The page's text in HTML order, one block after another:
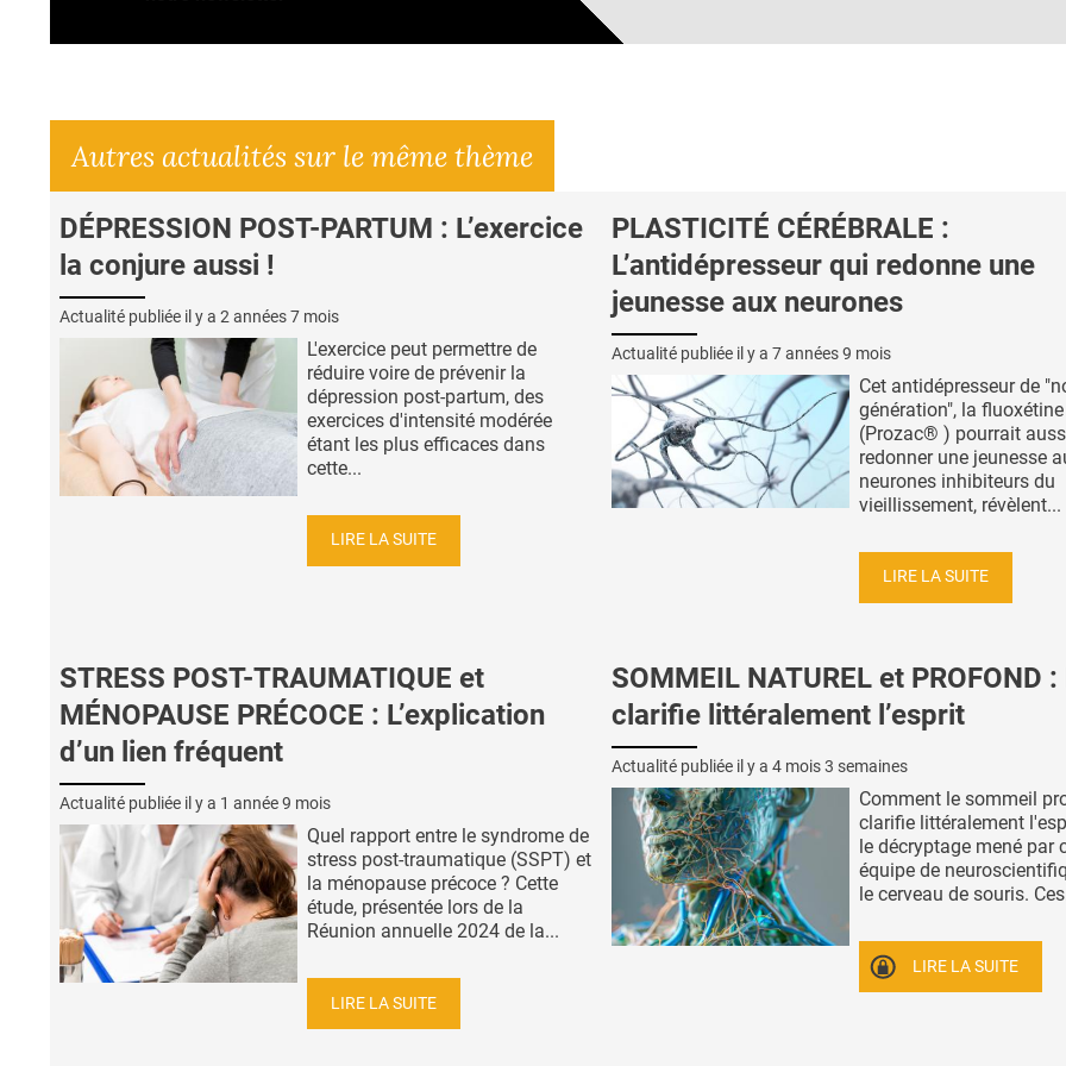
Autres actualités sur le même thème
DÉPRESSION POST-PARTUM : L’exercice
la conjure aussi !
Actualité publiée il y a 2 années 7 mois
L'exercice peut permettre de
réduire voire de prévenir la
dépression post-partum, des
exercices d'intensité modérée
étant les plus efficaces dans
cette...
LIRE LA SUITE
PLASTICITÉ CÉRÉBRALE :
L’antidépresseur qui redonne une
jeunesse aux neurones
Actualité publiée il y a 7 années 9 mois
Cet antidépresseur de
génération", la fluoxétine
(Prozac® ) pourrait
redonner une jeunesse
neurones inhibiteurs du
vieillissement, révèlent...
LIRE LA SUITE
STRESS POST-TRAUMATIQUE et
MÉNOPAUSE PRÉCOCE : L’explication
d’un lien fréquent
Actualité publiée il y a 1 année 9 mois
Quel rapport entre le syndrome de
stress post-traumatique (SSPT) et
la ménopause précoce ? Cette
étude, présentée lors de la
Réunion annuelle 2024 de la...
LIRE LA SUITE
SOMMEIL NATUREL et PROFOND :
clarifie littéralement l’esprit
Actualité publiée il y a 4 mois 3 semaines
Comment le sommeil
clarifie littéralement
le décryptage mené par
équipe de
le cerveau de souris.
LIRE LA SUITE